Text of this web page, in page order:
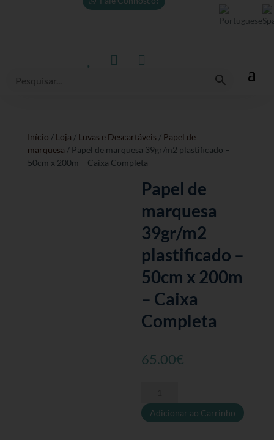
 
Início / Loja / Luvas e Descartáveis / Papel de
marquesa / Papel de marquesa 39gr/m2 plastificado –
50cm x 200m – Caixa Completa
Papel de
marquesa
39gr/m2
plastificado –
50cm x 200m
– Caixa
Completa
65.00€
PapelAdicionar ao Carrinho